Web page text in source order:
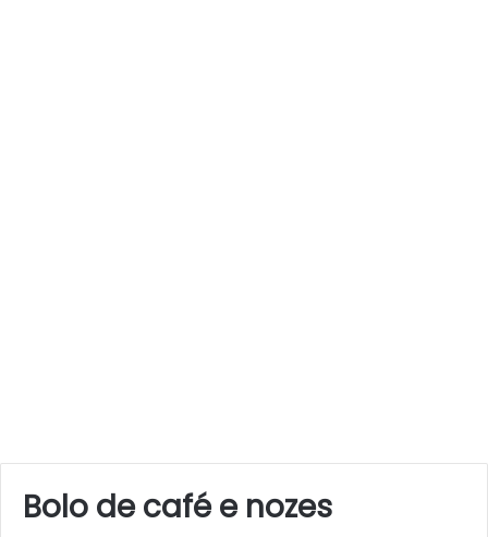
Bolo de café e nozes